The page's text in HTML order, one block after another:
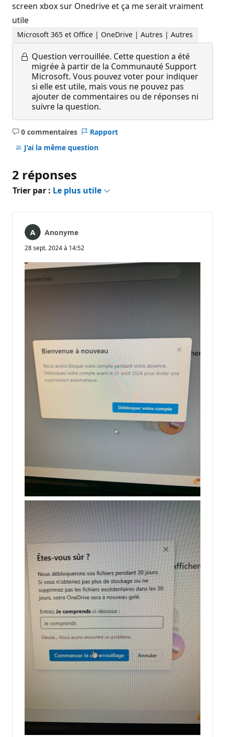
screen xbox sur Onedrive et ça me serait vraiment
utile
Microsoft 365 et Office | OneDrive | Autres | Autres
Question verrouillée. Cette question a été
migrée à partir de la Communauté Support
Microsoft. Vous pouvez voter pour indiquer
si elle est utile, mais vous ne pouvez pas
ajouter de commentaires ou de réponses ni
suivre la question.
0 commentaires
Aucun
commentaire
Rapport
J’ai la même question
2 réponses
Trier par : Le plus utile
Anonyme
28 sept. 2024 à 14:52